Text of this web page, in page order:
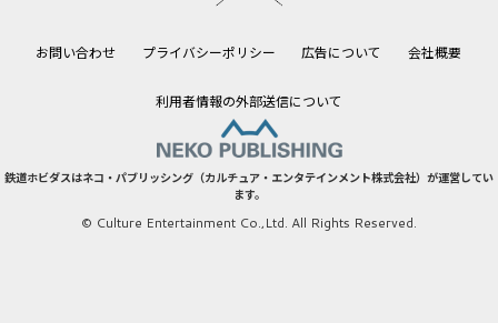
お問い合わせ プライバシーポリシー 広告について 会社概要
利用者情報の外部送信について
鉄道ホビダスはネコ・パブリッシング（カルチュア・エンタテインメント株式会社）が運営してい
ます。
© Culture Entertainment Co.,Ltd. All Rights Reserved.